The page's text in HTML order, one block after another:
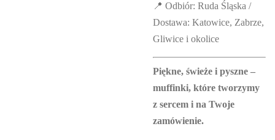
📍 Odbiór: Ruda Śląska /
Dostawa: Katowice, Zabrze,
Gliwice i okolice
Piękne, świeże i pyszne –
muffinki, które tworzymy
z sercem i na Twoje
zamówienie.